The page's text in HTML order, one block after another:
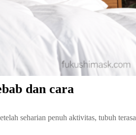
dan cara
seharian penuh aktivitas, tubuh terasa